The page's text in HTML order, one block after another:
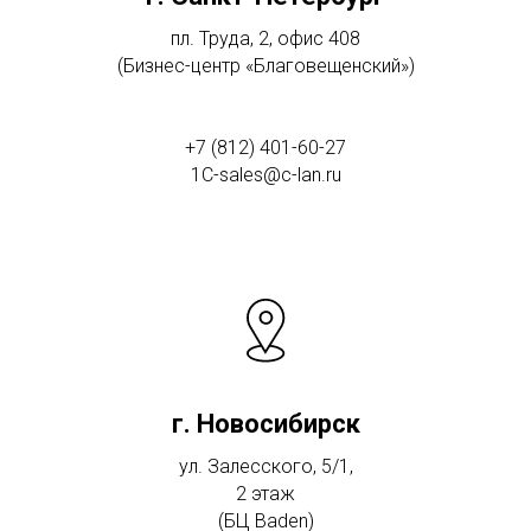
пл. Труда, 2, офис 408
(Бизнес-центр «Благовещенский»)
+7 (812) 401-60-27
1C-sales@c-lan.ru
г. Новосибирск
ул. Залесского, 5/1,
2 этаж
(БЦ Baden)